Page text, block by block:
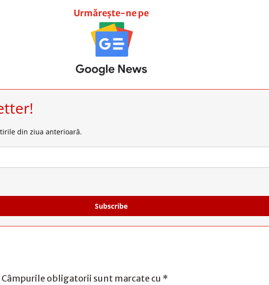
Urmărește-ne pe
din ziua anterioară.
Subscribe
Câmpurile obligatorii sunt marcate cu *